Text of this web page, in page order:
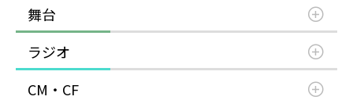
舞台
ラジオ
CM・CF